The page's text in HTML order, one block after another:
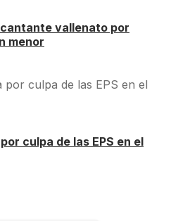
vallenato por
menor
culpa de las EPS en el